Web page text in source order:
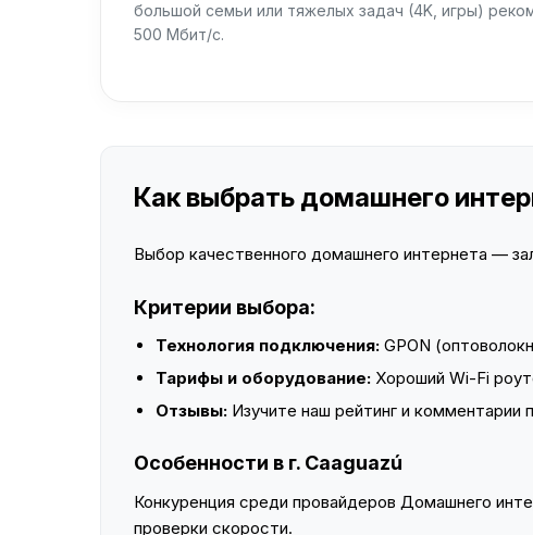
большой семьи или тяжелых задач (4K, игры)
500 Мбит/с.
Как выбрать домашнего
Выбор качественного домашнего интернета —
Критерии выбора:
Технология подключения: GPON
Тарифы и оборудование: Хороший Wi-Fi
Отзывы: Изучите наш рейтинг и комментарии
Особенности в г. Caaguazú
Конкуренция среди провайдеров Домашнего
проверки скорости.